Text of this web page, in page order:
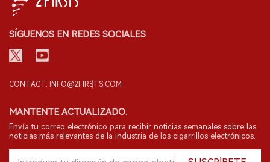
SÍGUENOS EN REDES SOCIALES
CONTACT: INFO@2FIRSTS.COM
MANTENTE ACTUALIZADO.
Envía tu correo electrónico para recibir noticias semanales sobre las
noticias más relevantes de la industria de los cigarrillos electrónicos.